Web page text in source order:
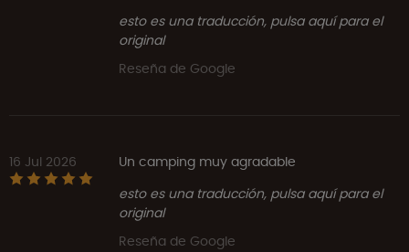
esto es una traducción, pulsa aquí para el
original
Reseña de Google
16 Jul 2026
Un camping muy agradable
esto es una traducción, pulsa aquí para el
original
Reseña de Google